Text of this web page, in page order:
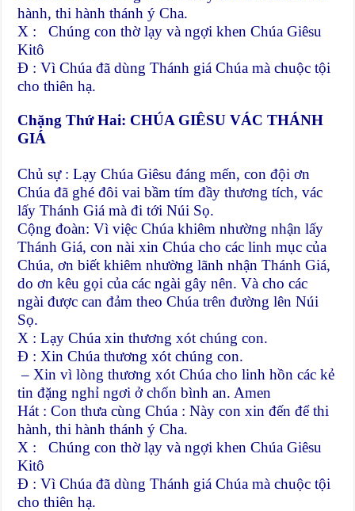
hành, thi hành thánh ý Cha.
X : Chúng con thờ lạy và ngợi khen Chúa Giêsu
Kitô
Đ : Vì Chúa đã dùng Thánh giá Chúa mà chuộc tội
cho thiên hạ.
Chặng Thứ Hai: CHÚA GIÊSU VÁC THÁNH
GIÁ
Chủ sự : Lạy Chúa Giêsu đáng mến, con đội ơn
Chúa đã ghé đôi vai bầm tím đầy thương tích, vác
lấy Thánh Giá mà đi tới Núi Sọ.
Cộng đoàn: Vì việc Chúa khiêm nhường nhận lấy
Thánh Giá, con nài xin Chúa cho các linh mục của
Chúa, ơn biết khiêm nhường lãnh nhận Thánh Giá,
do ơn kêu gọi của các ngài gây nên. Và cho các
ngài được can đảm theo Chúa trên đường lên Núi
Sọ.
X : Lạy Chúa xin thương xót chúng con.
Đ : Xin Chúa thương xót chúng con.
– Xin vì lòng thương xót Chúa cho linh hồn các kẻ
tin đặng nghỉ ngơi ở chốn bình an. Amen
Hát : Con thưa cùng Chúa : Này con xin đến để thi
hành, thi hành thánh ý Cha.
X : Chúng con thờ lạy và ngợi khen Chúa Giêsu
Kitô
Đ : Vì Chúa đã dùng Thánh giá Chúa mà chuộc tội
cho thiên hạ.